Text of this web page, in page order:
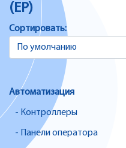
(EP)
Сортировать:
Автоматизация
- Контроллеры
- Панели оператора